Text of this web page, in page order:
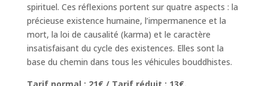
spirituel. Ces réflexions portent sur quatre aspects : la
précieuse existence humaine, l’impermanence et la
mort, la loi de causalité (karma) et le caractère
insatisfaisant du cycle des existences. Elles sont la
base du chemin dans tous les véhicules bouddhistes.